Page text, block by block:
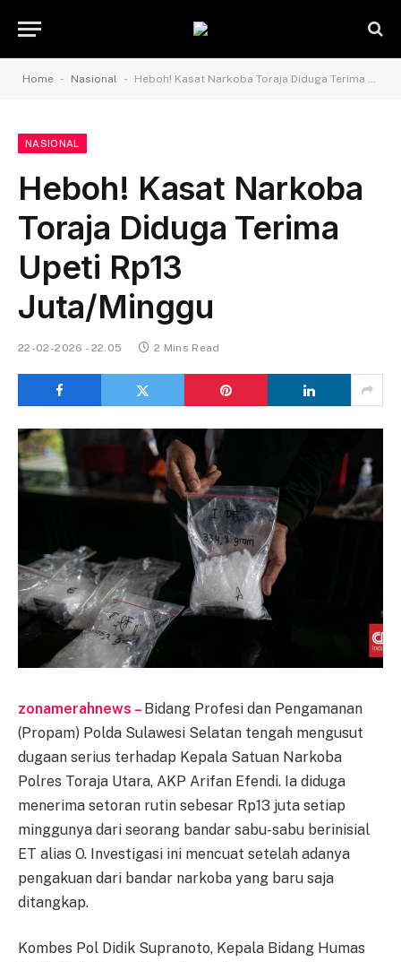
Home - Nasional - Heboh! Kasat Narkoba Toraja Diduga Terima Upeti Rp13 Juta/Minggu
NASIONAL
Heboh! Kasat Narkoba
Toraja Diduga Terima
Upeti Rp13
Juta/Minggu
22-02-2026 - 22.05 2 Mins Read
zonamerahnews – Bidang Profesi dan Pengamanan
(Propam) Polda Sulawesi Selatan tengah mengusut
dugaan serius terhadap Kepala Satuan Narkoba
Polres Toraja Utara, AKP Arifan Efendi. Ia diduga
menerima setoran rutin sebesar Rp13 juta setiap
minggunya dari seorang bandar sabu-sabu berinisial
ET alias O. Investigasi ini mencuat setelah adanya
pengakuan dari bandar narkoba yang baru saja
ditangkap.
Kombes Pol Didik Supranoto, Kepala Bidang Humas